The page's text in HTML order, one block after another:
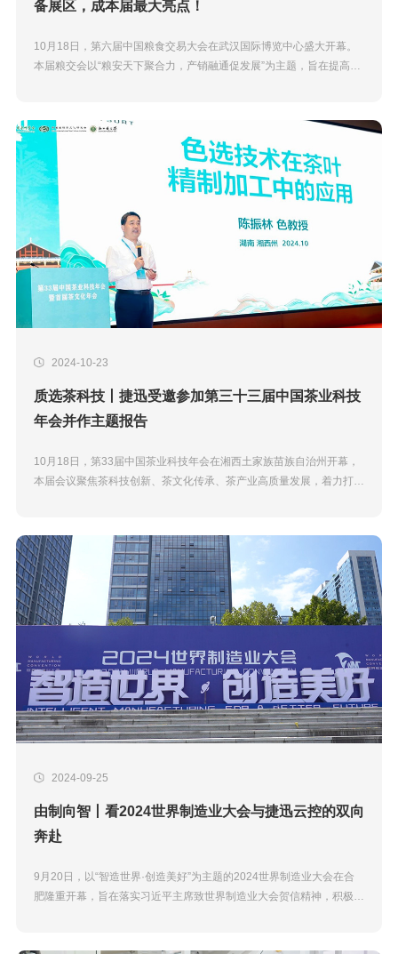
备展区，成本届最大亮点！
10月18日，第六届中国粮食交易大会在武汉国际博览中心盛大开幕。
本届粮交会以“粮安天下聚合力，产销融通促发展”为主题，旨在提高粮
2024-10-23
质选茶科技丨捷迅受邀参加第三十三届中国茶业科技
年会并作主题报告
10月18日，第33届中国茶业科技年会在湘西土家族苗族自治州开幕，
本届会议聚焦茶科技创新、茶文化传承、茶产业高质量发展，着力打
2024-09-25
由制向智丨看2024世界制造业大会与捷迅云控的双向
奔赴
9月20日，以“智造世界·创造美好”为主题的2024世界制造业大会在合
肥隆重开幕，旨在落实习近平主席致世界制造业大会贺信精神，积极搭